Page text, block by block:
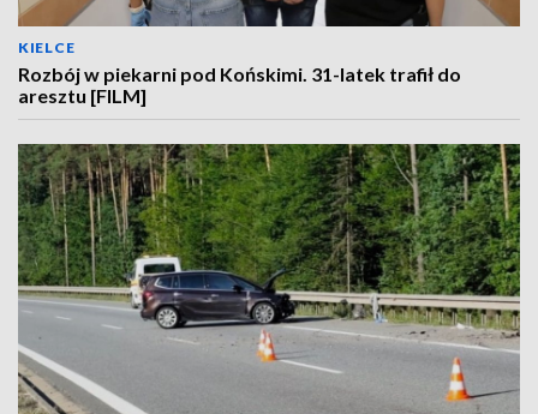
KIELCE
Rozbój w piekarni pod Końskimi. 31-latek trafił do
aresztu [FILM]